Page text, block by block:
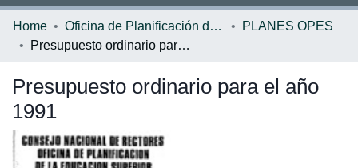
Communities & Collections
Browse DSpace
Statistics
Home Oficina de Planificación de la Educación Superior (OPES)
PLANES OPES
Presupuesto ordinario para el año 1991
Presupuesto ordinario para el año
1991